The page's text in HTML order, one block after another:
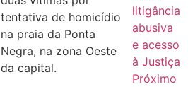
tentativa de homicídio
na praia da Ponta
Negra, na zona Oeste
da capital.
litigância
abusiva
e acesso
à Justiça
Próximo